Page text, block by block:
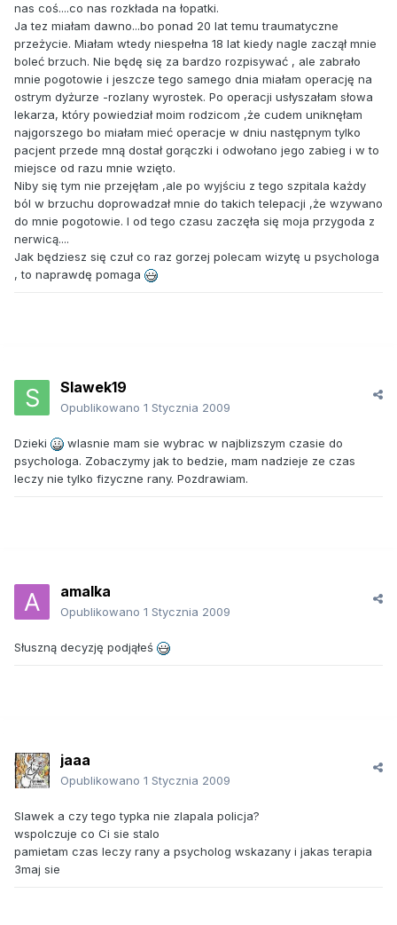
nas coś....co nas rozkłada na łopatki.
Ja tez miałam dawno...bo ponad 20 lat temu traumatyczne
przeżycie. Miałam wtedy niespełna 18 lat kiedy nagle zaczął mnie
boleć brzuch. Nie będę się za bardzo rozpisywać , ale zabrało
mnie pogotowie i jeszcze tego samego dnia miałam operację na
ostrym dyżurze -rozlany wyrostek. Po operacji usłyszałam słowa
lekarza, który powiedział moim rodzicom ,że cudem uniknęłam
najgorszego bo miałam mieć operacje w dniu następnym tylko
pacjent przede mną dostał gorączki i odwołano jego zabieg i w to
miejsce od razu mnie wzięto.
Niby się tym nie przejęłam ,ale po wyjściu z tego szpitala każdy
ból w brzuchu doprowadzał mnie do takich telepacji ,że wzywano
do mnie pogotowie. I od tego czasu zaczęła się moja przygoda z
nerwicą....
Jak będziesz się czuł co raz gorzej polecam wizytę u psychologa
, to naprawdę pomaga
Slawek19
Opublikowano 1 Stycznia 2009
Dzieki
wlasnie mam sie wybrac w najblizszym czasie do
psychologa. Zobaczymy jak to bedzie, mam nadzieje ze czas
leczy nie tylko fizyczne rany. Pozdrawiam.
amalka
Opublikowano 1 Stycznia 2009
Słuszną decyzję podjąłeś
jaaa
Opublikowano 1 Stycznia 2009
Slawek a czy tego typka nie zlapala policja?
wspolczuje co Ci sie stalo
pamietam czas leczy rany a psycholog wskazany i jakas terapia
3maj sie